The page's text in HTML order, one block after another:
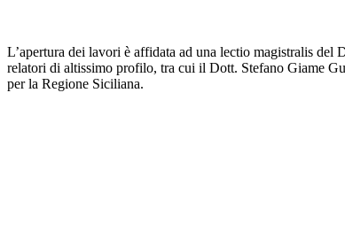
L’apertura dei lavori è affidata ad una lectio magistralis
relatori di altissimo profilo, tra cui il Dott. Stefano Giame
per la Regione Siciliana.